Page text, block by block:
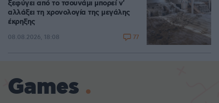
ξεφύγει από το τσουνάμι μπορεί ν'
αλλάξει τη χρονολογία της μεγάλης
έκρηξης
08.08.2026, 18:08 77
Games